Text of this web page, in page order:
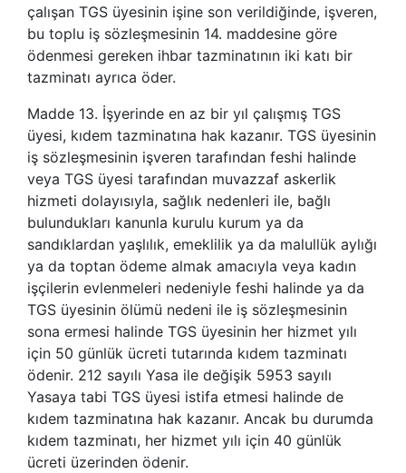
çalışan TGS üyesinin işine son verildiğinde, işveren,
bu toplu iş sözleşmesinin 14. maddesine göre
ödenmesi gereken ihbar tazminatının iki katı bir
tazminatı ayrıca öder.
Madde 13. İşyerinde en az bir yıl çalışmış TGS
üyesi, kıdem tazminatına hak kazanır. TGS üyesinin
iş sözleşmesinin işveren tarafından feshi halinde
veya TGS üyesi tarafından muvazzaf askerlik
hizmeti dolayısıyla, sağlık nedenleri ile, bağlı
bulundukları kanunla kurulu kurum ya da
sandıklardan yaşlılık, emeklilik ya da malullük aylığı
ya da toptan ödeme almak amacıyla veya kadın
işçilerin evlenmeleri nedeniyle feshi halinde ya da
TGS üyesinin ölümü nedeni ile iş sözleşmesinin
sona ermesi halinde TGS üyesinin her hizmet yılı
için 50 günlük ücreti tutarında kıdem tazminatı
ödenir. 212 sayılı Yasa ile değişik 5953 sayılı
Yasaya tabi TGS üyesi istifa etmesi halinde de
kıdem tazminatına hak kazanır. Ancak bu durumda
kıdem tazminatı, her hizmet yılı için 40 günlük
ücreti üzerinden ödenir.